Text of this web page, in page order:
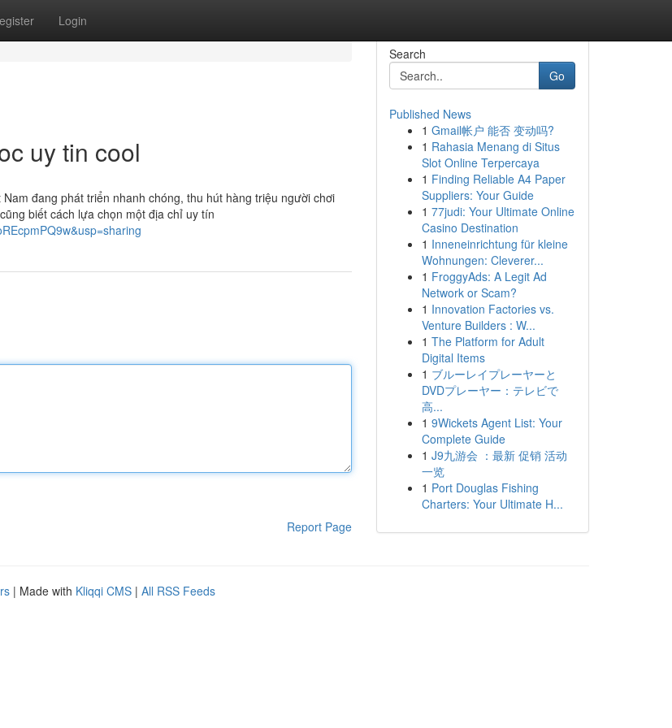
Login
uy tin cool
đang phát triển nhanh chóng, thu hút hàng triệu người chơi
biết cách lựa chọn một địa chỉ uy tín
Report Page
Search
Go
Published News
1 Gmail帐户 能否 变动吗?
1 Rahasia Menang di Situs
Slot Online Terpercaya
1 Finding Reliable A4 Paper
Suppliers: Your Guide
1 77judi: Your Ultimate Online
Casino Destination
1 Inneneinrichtung für kleine
Wohnungen: Cleverer...
1 FroggyAds: A Legit Ad
Network or Scam?
1 Innovation Factories vs.
Venture Builders : W...
1 The Platform for Adult
Digital Items
1 ブルーレイプレーヤーと
DVDプレーヤー：テレビで
高...
1 9Wickets Agent List: Your
Complete Guide
1 J9九游会 ：最新 促销 活动
一览
1 Port Douglas Fishing
Charters: Your Ultimate H...
| Made with Kliqqi CMS | All RSS Feeds